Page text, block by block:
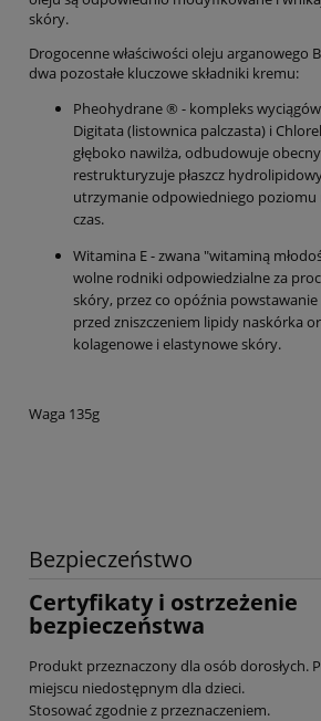
skóry.
Drogocenne właściwości oleju arganowego
dwa pozostałe kluczowe składniki kremu:
Pheohydrane ® - kompleks
Digitata (listownica palczasta) i
głęboko nawilża, odbudowuje
restrukturyzuje płaszcz
utrzymanie odpowiedniego poziomu
czas.
Witamina E - zwana "witaminą
wolne rodniki odpowiedzialne za
skóry, przez co opóźnia powstawanie
przed zniszczeniem lipidy naskórka
kolagenowe i elastynowe skóry.
Waga 135g
Bezpieczeństwo
Certyfikaty i ostrzeżenie
bezpieczeństwa
Produkt przeznaczony dla osób dorosłych.
miejscu niedostępnym dla dzieci.
Stosować zgodnie z przeznaczeniem.